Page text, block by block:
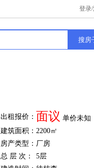
登录
出租报价： 面议 单价未知
建筑面积： 2200㎡
房产类型： 厂房
总 层 次：
5层